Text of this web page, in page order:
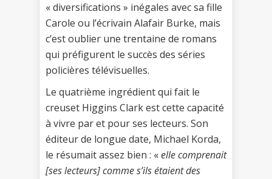
« diversifications » inégales avec sa fille
Carole ou l’écrivain Alafair Burke, mais
c’est oublier une trentaine de romans
qui préfigurent le succès des séries
policières télévisuelles.
Le quatrième ingrédient qui fait le
creuset Higgins Clark est cette capacité
à vivre par et pour ses lecteurs. Son
éditeur de longue date, Michael Korda,
le résumait assez bien : «elle comprenait
[ses lecteurs] comme s’ils étaient des